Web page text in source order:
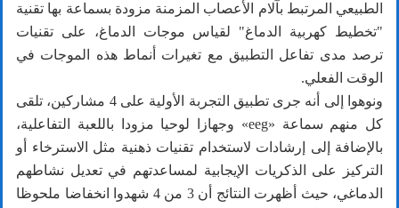
الطبيعي المرتبط بآلام الأعصاب المزمنة مزودة بسماعة بها تقنية
"تخطيط كهربية الدماغ" لقياس موجات الدماغ، على تقنيات
ترصد مدى تفاعل التطبيق مع تغيرات أنماط هذه الموجات في
الوقت الفعلي.
ونوهوا إلى أنه جرى تطبيق التجربة الأولية على 4 مشاركين، تلقى
كل منهم سماعة «eeg» وجهازا لوحيا مزودا باللعبة التفاعلية،
بالإضافة إلى إرشادات لاستخدام تقنيات ذهنية مثل الاسترخاء أو
التركيز على الذكريات الإيجابية لمساعدتهم في تعديل نشاطهم
الدماغي، حيث أظهرت النتائج أن 3 من 4 شهدوا انخفاضا ملحوظا